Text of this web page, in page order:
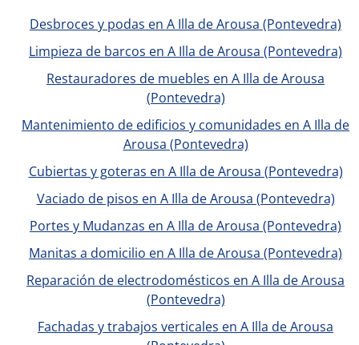
Desbroces y podas en A Illa de Arousa (Pontevedra)
Limpieza de barcos en A Illa de Arousa (Pontevedra)
Restauradores de muebles en A Illa de Arousa
(Pontevedra)
Mantenimiento de edificios y comunidades en A Illa de
Arousa (Pontevedra)
Cubiertas y goteras en A Illa de Arousa (Pontevedra)
Vaciado de pisos en A Illa de Arousa (Pontevedra)
Portes y Mudanzas en A Illa de Arousa (Pontevedra)
Manitas a domicilio en A Illa de Arousa (Pontevedra)
Reparación de electrodomésticos en A Illa de Arousa
(Pontevedra)
Fachadas y trabajos verticales en A Illa de Arousa